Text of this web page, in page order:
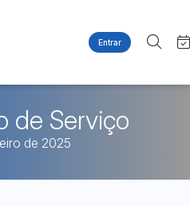
Entrar
Home
Quem Somos
Fale Conosco
de Serviço
de 2025